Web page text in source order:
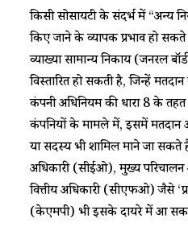
किसी सोसायटी के संदर्भ में “अन्य
किए जाने के व्यापक प्रभाव हो
व्याख्या सामान्य निकाय (जनरल
विस्तारित हो सकती है, जिन्हें मतदान
कंपनी अधिनियम की धारा 8 के तहत
कंपनियों के मामले में, इसमें मतदान
या सदस्य भी शामिल माने जा सकते
अधिकारी (सीईओ), मुख्य
वित्तीय अधिकारी (सीएफओ) जैसे
(केएमपी) भी इसके दायरे में आ